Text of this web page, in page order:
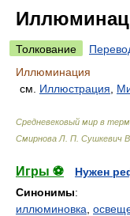
Толкование
Иллюминация
см. Иллюстрация
Средневековый мир в
Смирнова Л. П. Сушкевич
Игры ⚽
Нужен
Синонимы:
иллюминовка